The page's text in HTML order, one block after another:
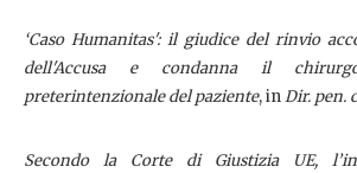
‘Caso Humanitas': il giudice del rinvio
dell'Accusa e condanna il
preterintenzionale del paziente, inDir. pen.
Secondo la Corte di Giustizia UE,